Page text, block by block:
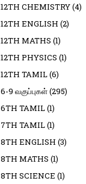
12TH CHEMISTRY(4)
12TH ENGLISH (2)
12TH MATHS (1)
12TH PHYSICS (1)
12TH TAMIL(6)
6-9 வகுப்புகள்(295)
6TH TAMIL(1)
7TH TAMIL(1)
8TH ENGLISH (3)
8TH MATHS (1)
8TH SCIENCE (1)